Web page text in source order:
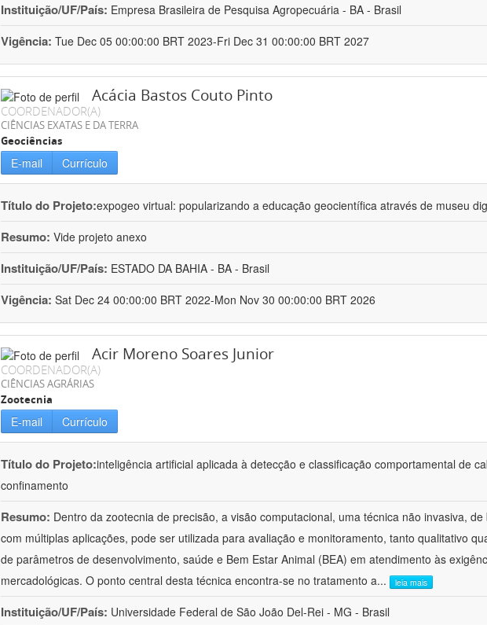
Instituição/UF/País: Empresa Brasileira de Pesquisa Agropecuária - BA - Brasil
Vigência: Tue Dec 05 00:00:00 BRT 2023-Fri Dec 31 00:00:00 BRT 2027
Acácia Bastos Couto Pinto
COORDENADOR(A)
CIÊNCIAS EXATAS E DA TERRA
Geociências
E-mail Currículo
Título do Projeto:expogeo virtual: popularizando a educação geocientífica através de museu
Resumo: Vide projeto anexo
Instituição/UF/País: ESTADO DA BAHIA - BA - Brasil
Vigência: Sat Dec 24 00:00:00 BRT 2022-Mon Nov 30 00:00:00 BRT 2026
Acir Moreno Soares Junior
COORDENADOR(A)
CIÊNCIAS AGRÁRIAS
Zootecnia
E-mail Currículo
Título do Projeto:inteligência artificial aplicada à detecção e classificação comportamental de
confinamento
Resumo: Dentro da zootecnia de precisão, a visão computacional, uma técnica não invasiva,
com múltiplas aplicações, pode ser utilizada para avaliação e monitoramento, tanto qualitativo
de parâmetros de desenvolvimento, saúde e Bem Estar Animal (BEA) em atendimento às
mercadológicas. O ponto central desta técnica encontra-se no tratamento a... leia mais
Instituição/UF/País: Universidade Federal de São João Del-Rei - MG - Brasil